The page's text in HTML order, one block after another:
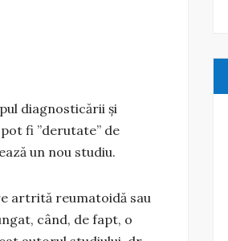
diagnosticării și
fi ”derutate” de
un nou studiu.
artrită reumatoidă sau
când, de fapt, o